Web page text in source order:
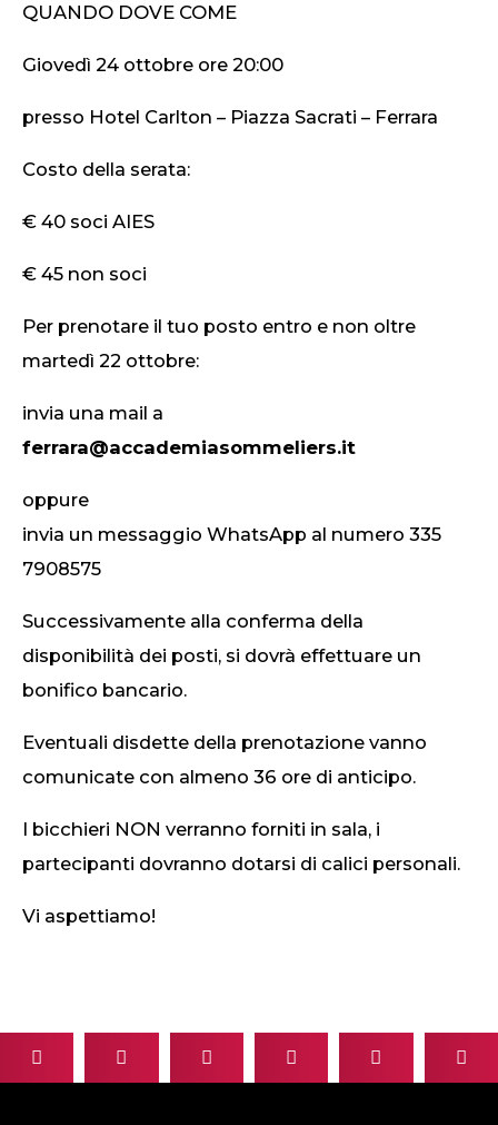
QUANDO DOVE COME
Giovedì 24 ottobre ore 20:00
presso Hotel Carlton – Piazza Sacrati – Ferrara
Costo della serata:
€ 40 soci AIES
€ 45 non soci
Per prenotare il tuo posto entro e non oltre
martedì 22 ottobre:
invia una mail a
ferrara@accademiasommeliers.it
oppure
invia un messaggio WhatsApp al numero 335
7908575
Successivamente alla conferma della
disponibilità dei posti, si dovrà effettuare un
bonifico bancario.
Eventuali disdette della prenotazione vanno
comunicate con almeno 36 ore di anticipo.
I bicchieri NON verranno forniti in sala, i
partecipanti dovranno dotarsi di calici personali.
Vi aspettiamo!